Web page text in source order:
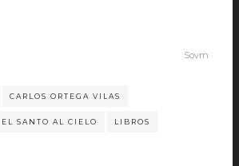
Sovrn
CARLOS ORTEGA VILAS
EL SANTO AL CIELO LIBROS